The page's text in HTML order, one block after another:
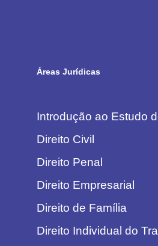
Áreas Jurídicas
Introdução ao Estudo
Direito Civil
Direito Penal
Direito Empresarial
Direito de Família
Direito Individual do